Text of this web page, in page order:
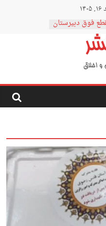
فوق دبیرستان
رمضان
شعبان
اخلاق